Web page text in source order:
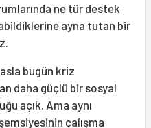
ne tür destek
ayna tutan bir
bugün kriz
daha güçlü bir sosyal
açık. Ama aynı
çalışma